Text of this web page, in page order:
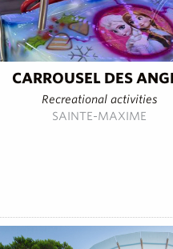
CARROUSEL DES
Recreational activities
SAINTE-MAXIME